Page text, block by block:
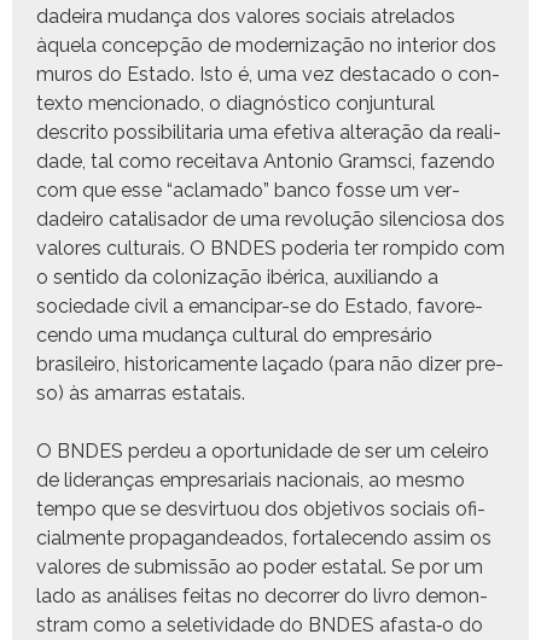
dadeira mudança dos val­ores soci­ais atre­la­dos
àquela con­cepção de mod­ern­iza­ção no inte­ri­or dos
muros do Esta­do. Isto é, uma vez desta­ca­do o con­
tex­to men­ciona­do, o diag­nós­ti­co con­jun­tur­al
descrito pos­si­bil­i­taria uma efe­ti­va alter­ação da real­i­
dade, tal como receita­va Anto­nio Gram­sci, fazen­do
com que esse “acla­ma­do” ban­co fos­se um ver­
dadeiro catal­isador de uma rev­olução silen­ciosa dos
val­ores cul­tur­ais. O BNDES pode­ria ter rompi­do com
o sen­ti­do da col­o­niza­ção ibéri­ca, aux­il­ian­do a
sociedade civ­il a eman­ci­par-se do Esta­do, favore­
cen­do uma mudança cul­tur­al do empresário
brasileiro, his­tori­ca­mente laça­do (para não diz­er pre­
so) às amar­ras estatais.
O BNDES perdeu a opor­tu­nidade de ser um celeiro
de lid­er­anças empre­sari­ais nacionais, ao mes­mo
tem­po que se desvir­tu­ou dos obje­tivos soci­ais ofi­
cial­mente pro­pa­gan­dea­d­os, for­t­ale­cen­do assim os
val­ores de sub­mis­são ao poder estatal. Se por um
lado as anális­es feitas no decor­rer do livro demon­
stram como a sele­tivi­dade do BNDES afasta‑o do